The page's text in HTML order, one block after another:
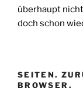
überhaupt
doch schon
SEITEN.
BROWSER.